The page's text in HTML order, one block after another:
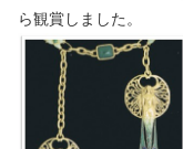
ら観賞しました。